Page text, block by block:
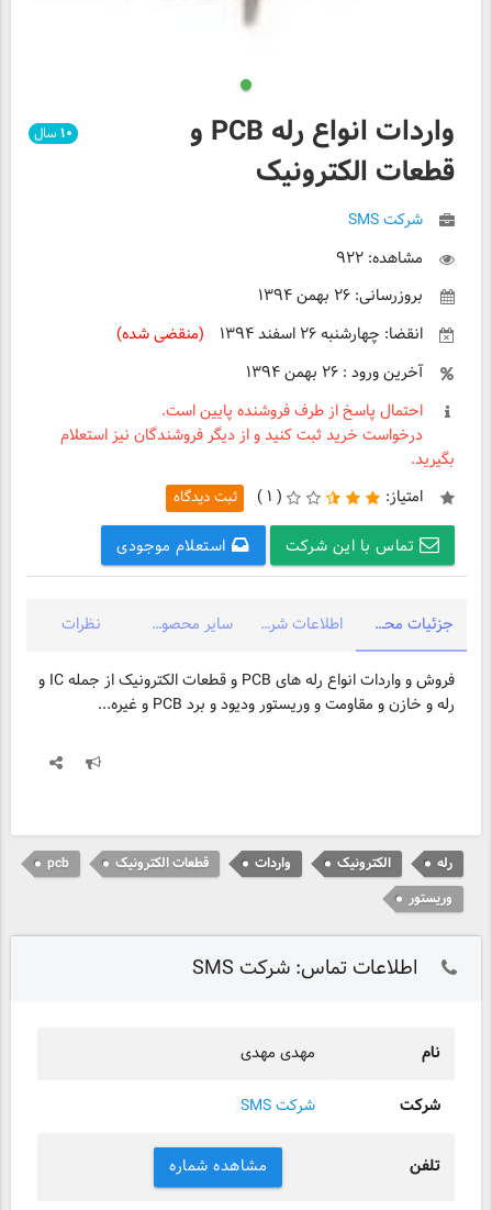
واردات انواع رله PCB و
قطعات الکترونیک
شرکت SMS
مشاهده: ۹۲۲
بروزرسانی: ۲۶ بهمن ۱۳۹۴
انقضا: چهارشنبه ۲۶ اسفند ۱۳۹۴
(منقضی شده)
آخرین ورود : ۲۶ بهمن ۱۳۹۴
احتمال پاسخ از طرف فروشنده پایین است.
درخواست خرید ثبت کنید و از دیگر فروشندگان نیز استعلام
بگیرید.
امتیاز:
( ۱ ) ثبت دیدگاه
تماس با این شرکت استعلام موجودی
۱۰ سال
جزئیات محصول اطلاعات شرکت سایر محصولات شرکت نظرات
فروش و واردات انواع رله های PCB و قطعات الکترونیک از جمله IC و
رله و خازن و مقاومت و وریستور ودیود و برد PCB و غیره...
رله الکترونیک واردات قطعات الکترونیک
pcb
وریستور
اطلاعات تماس: شرکت SMS
نام مهدی مهدی
شرکت شرکت SMS
تلفن مشاهده شماره